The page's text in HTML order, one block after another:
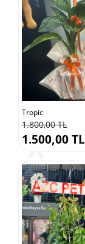
Tropic
1.800,00 TL
1.500,00 TL